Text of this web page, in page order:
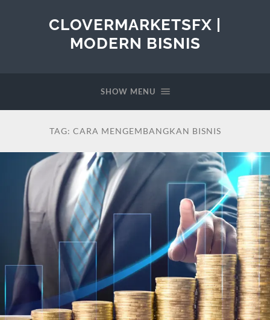
CLOVERMARKETSFX |
MODERN BISNIS
SHOW MENU
TAG: CARA MENGEMBANGKAN BISNIS